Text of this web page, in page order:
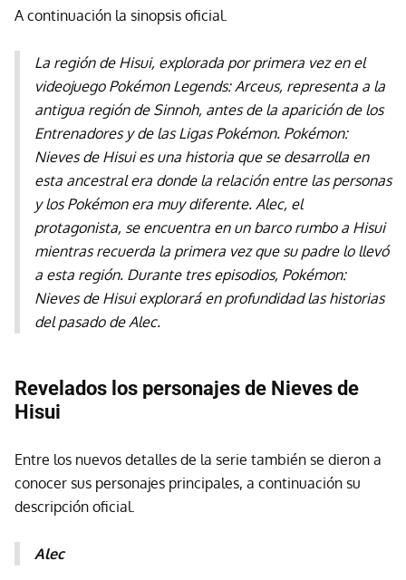
A continuación la sinopsis oficial.
La región de Hisui, explorada por primera vez en el
videojuego Pokémon Legends: Arceus, representa a la
antigua región de Sinnoh, antes de la aparición de los
Entrenadores y de las Ligas Pokémon. Pokémon:
Nieves de Hisuies una historia que se desarrolla en
esta ancestral era donde la relación entre las personas
y los Pokémon era muy diferente. Alec, el
protagonista, se encuentra en un barco rumbo a Hisui
mientras recuerda la primera vez que su padre lo llevó
a esta región. Durante tres episodios, Pokémon:
Nieves de Hisuiexplorará en profundidad las historias
del pasado de Alec.
Revelados los personajes de Nieves de
Hisui
Entre los nuevos detalles de la serie también se dieron a
conocer sus personajes principales, a continuación su
descripción oficial.
Alec